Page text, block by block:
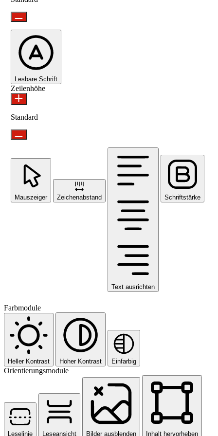
Lesbare Schrift
Zeilenhöhe
Standard
Mauszeiger Zeichenabstand
Text ausrichten
Schriftstärke
Farbmodule
Heller Kontrast Hoher Kontrast Einfarbig
Orientierungsmodule
Leselinie Leseansicht Bilder ausblenden Inhalt hervorheben